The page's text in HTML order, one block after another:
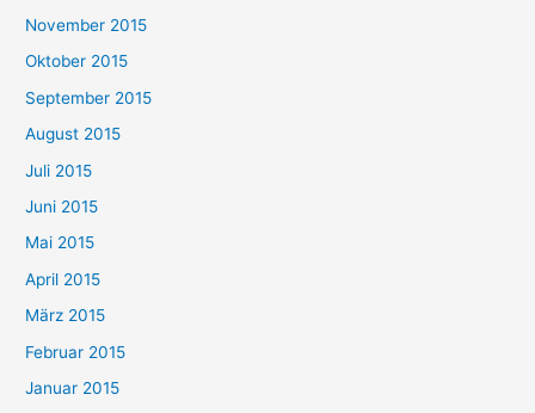
November 2015
Oktober 2015
September 2015
August 2015
Juli 2015
Juni 2015
Mai 2015
April 2015
März 2015
Februar 2015
Januar 2015